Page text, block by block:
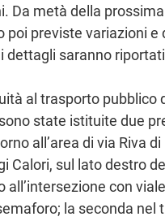
Da metà della prossima
previste variazioni e
dettagli saranno
al trasporto pubblico
state istituite due
all’area di via Riva di
Calori, sul lato destro
all’intersezione con
la seconda nel